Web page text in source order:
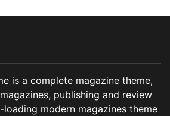
is a complete magazine theme,
publishing and review
modern magazines theme